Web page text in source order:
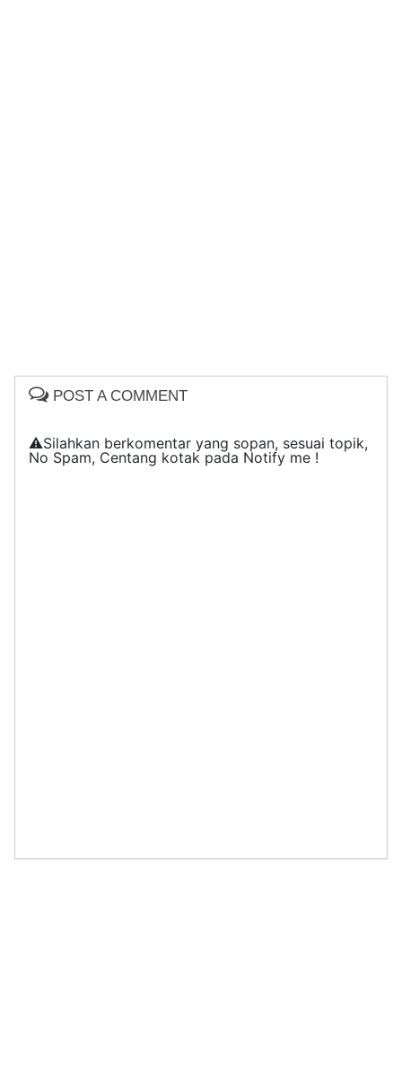
POST A COMMENT
⚠️Silahkan berkomentar yang sopan, sesuai topik,
No Spam, Centang kotak pada Notify me !